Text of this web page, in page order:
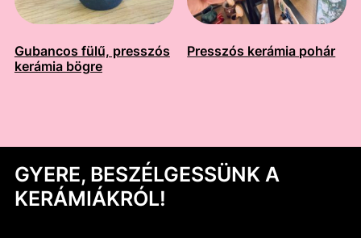
Gubancos fülű, presszós
kerámia bögre
Presszós kerámia pohár
GYERE, BESZÉLGESSÜNK A
KERÁMIÁKRÓL!